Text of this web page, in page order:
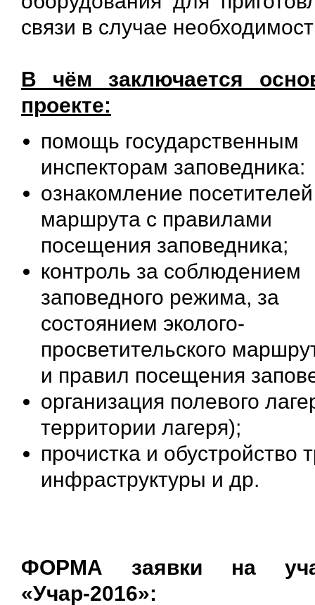
связи в случае
В чём заключается
проекте:
помощь государственным
инспекторам заповедника:
ознакомление посетителей
маршрута с правилами
посещения заповедника;
контроль за соблюдением
заповедного режима, за
состоянием эколого-
просветительского
и правил посещения
организация полевого
территории лагеря);
прочистка и обустройство
инфраструктуры и др.
ФОРМА заявки на
«Учар-2016»: